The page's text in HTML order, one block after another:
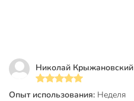
Область применения
Без запаха
Николай Крыжановский
Опыт использования: Неделя